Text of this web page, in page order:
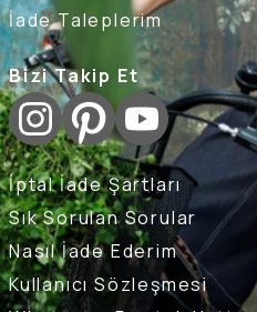
İade Taleplerim
Bizi Takip Et
İptal İade Şartları
Sık Sorulan Sorular
Nasıl İade Ederim
Kullanıcı Sözleşmesi